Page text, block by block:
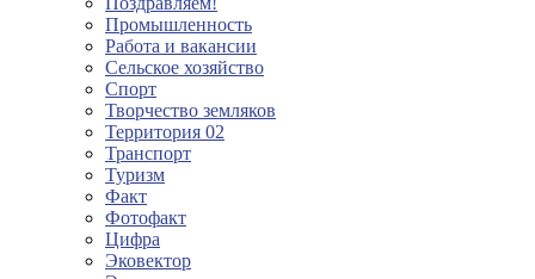
Промышленность
Работа и вакансии
Сельское хозяйство
Спорт
Творчество земляков
Территория 02
Транспорт
Туризм
Факт
Фотофакт
Цифра
Эковектор